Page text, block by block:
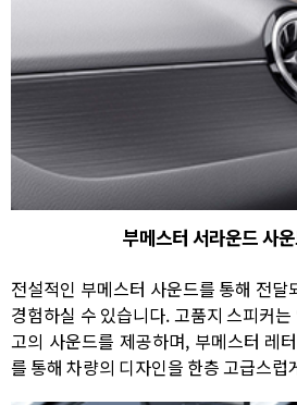
부메스터 서라운드 사
전설적인 부메스터 사운드를 통해 전
경험하실 수 있습니다. 고품지 스피커
고의 사운드를 제공하며, 부메스터 레
를 통해 차량의 디자인을 한층 고급스럽